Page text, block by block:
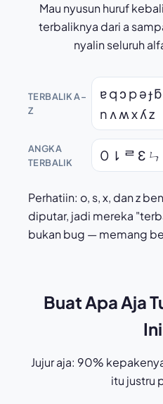
Mau nyusun huruf
terbaliknya dari a
nyalin seluruh
TERBALIK A–
Z
ɐ q ɔ p ǝ ɟ
n ʌ ʍ x ʎ z
ANGKA
TERBALIK
0 ⇂ ᄅ Ɛ ㄣ
Perhatiin: o, s, x, dan z
diputar, jadi mereka
bukan bug — memang
Buat Apa Aja
Jujur aja: 90%
itu justru